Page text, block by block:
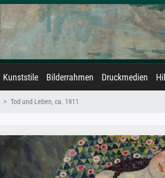
Kunststile Bilderrahmen Druckmedien
Tod und Leben, ca. 1911